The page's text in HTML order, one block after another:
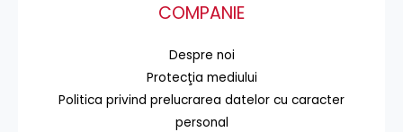
COMPANIE
Despre noi
Protecţia mediului
Politica privind prelucrarea datelor cu caracter
personal